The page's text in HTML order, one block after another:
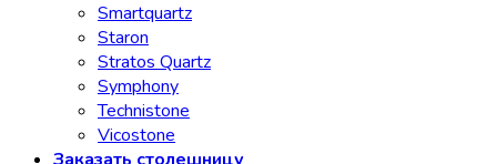
Smartquartz
Staron
Stratos Quartz
Symphony
Technistone
Vicostone